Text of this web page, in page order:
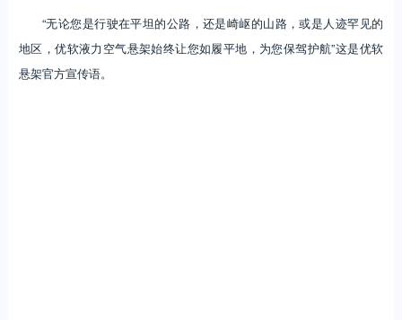
“无论您是行驶在平坦的公路，还是崎岖的山路，或是人迹罕见的
地区，优软液力空气悬架始终让您如履平地，为您保驾护航”这是优软
悬架官方宣传语。